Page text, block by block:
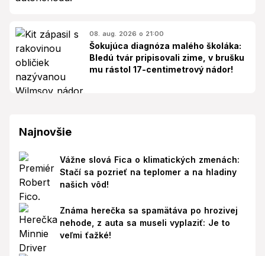
08. aug. 2026 o 21:00
Šokujúca diagnóza malého školáka:
Bledú tvár pripisovali zime, v brušku
mu rástol 17-centimetrový nádor!
Najnovšie
Vážne slová Fica o klimatických zmenách:
Stačí sa pozrieť na teplomer a na hladiny
našich vôd!
Známa herečka sa spamätáva po hrozivej
nehode, z auta sa museli vyplaziť: Je to
veľmi ťažké!